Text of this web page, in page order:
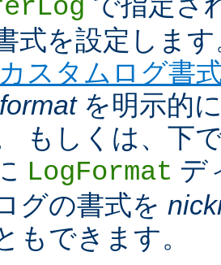
式を設定しま
カスタムログ書
formatを明示的
もしくは、下
LogFormat デ
グの書式を
もできます。